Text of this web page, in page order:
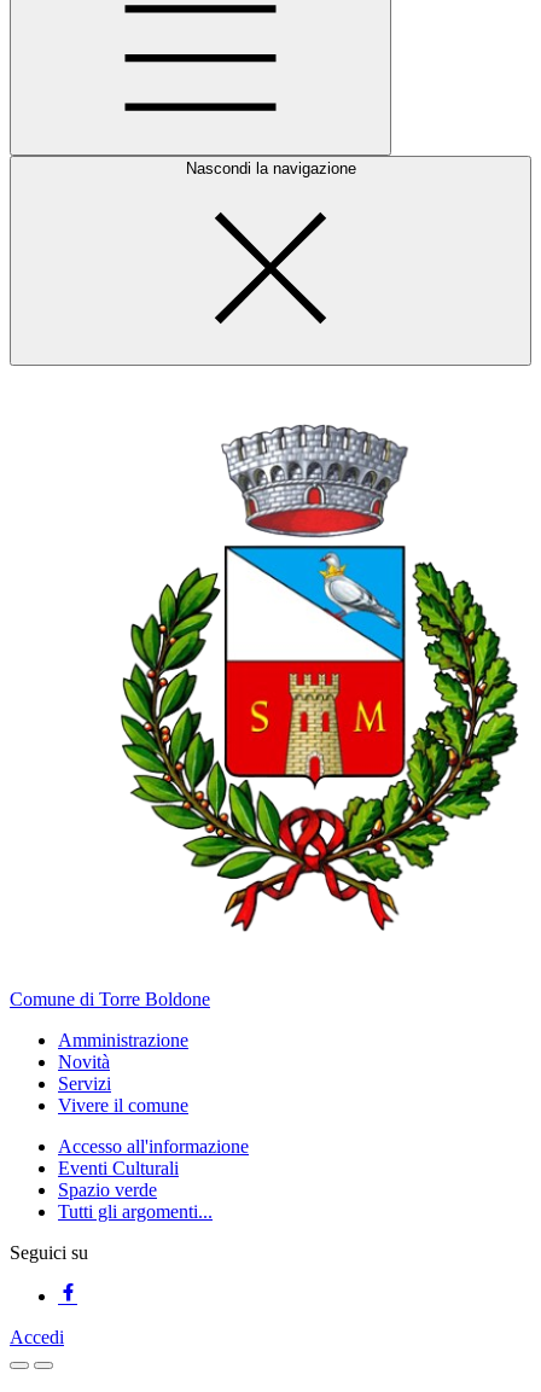
Nascondi la navigazione
Comune di Torre Boldone
Amministrazione
Novità
Servizi
Vivere il comune
Accesso all'informazione
Eventi Culturali
Spazio verde
Tutti gli argomenti...
Seguici su
Accedi
Homepage